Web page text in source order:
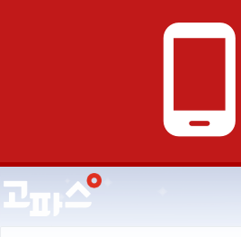
phone_android